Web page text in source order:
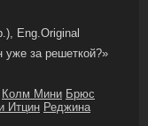
Eng.Original
уже за решеткой?»
Колм Мини Брюс
Итцин Реджина